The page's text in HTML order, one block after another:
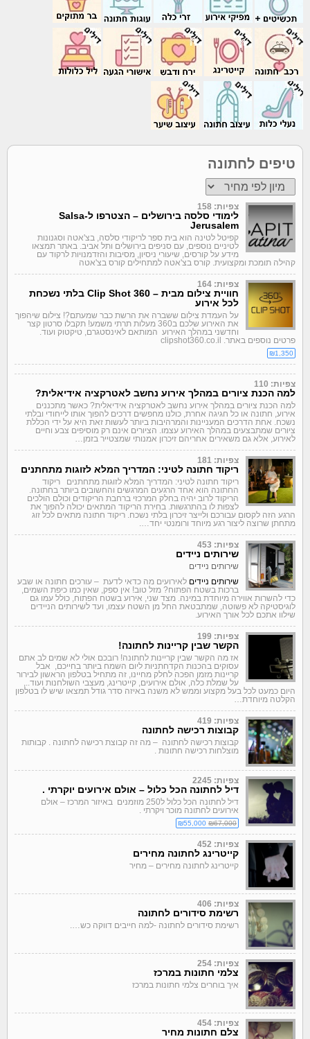
טיפים לחתונה
צפיות: 158
לימודי סלסה בירושלים – הצטרפו ל-Salsa
Jerusalem
קפיטל לטינה הוא בית ספר לריקודי סלסה, בצ'אטה וסגנונות
לטיניים נוספים, עם סניפים בירושלים ותל אביב. באתר תמצאו
מידע על קורסים, שיעורי ניסיון, מסיבות והזדמנויות לרקוד עם
קהילה תומכת ומקצועית. קורס בצ'אטה למתחילים קורס בצ'אטה
צפיות: 164
חוויית צילום מבית – Clip Shot 360 בלתי נשכחת
לכל אירוע
על העמדת צילום ששברה את הרשת כבר שמעתם?! צילום שיהפוך
את האירוע שלכם ב360 מעלות תרתי משמע! תקבלו סרטון קצר
וחדשני במהלך האירוע המותאם לאינסטגרם, טיקטוק ועוד.
פרטים נוספים באתר. clipshot360.co.il
₪1,350
צפיות: 110
למה הכנת ציורים במהלך אירוע נחשב לאטרקציה אידיאלית?
למה הכנת ציורים במהלך אירוע נחשב לאטרקציה אידיאלית? כאשר מתכננים
אירוע, חתונה או כל חגיגה אחרת, כולנו מחפשים דרכים להפוך אותו לייחודי ובלתי
נשכח. אחת הדרכים המעניינות והמרהיבות ביותר לעשות זאת היא על ידי הכללת
ציורים שמתבצעים במהלך האירוע עצמו. הציורים אינם רק מוסיפים צבע וחיים
לאירוע, אלא גם משאירים אחריהם זיכרון אמנותי שמצטייר בזמן…
צפיות: 181
ריקוד חתונה לטיני: המדריך המלא לזוגות מתחתנים
ריקוד חתונה לטיני: המדריך המלא לזוגות מתחתנים ריקוד
החתונה הוא אחד הרגעים המרגשים והחשובים ביותר בחתונה.
הריקוד לרוב יהיה בחלק המרכזי ברחבת הריקודים וכולם הולכים
לצפות לו בהתרגשות. בחירת הריקוד המתאים יכולה להפוך את
הרגע הזה לקסום עבורכם ולייצר זיכרון בלתי נשכח. ריקוד חתונה מתאים לכל זוג
מתחתן שרוצה ליצור רגע מיוחד ורומנטי יחד….
צפיות: 453
שירותים ניידים
שירותים ניידים
שירותים ניידים לאירועים מה כדאי לדעת – עורכים חתונה או שבע
ברכות בשטח הפתוח? מזל טוב! אין ספק, שאין כמו כיפת השמים,
כדי להשרות אווירה מיוחדת במינה. מצד שני, אירוע בשטח הפתוח, כולל עמו גם
לוגיסטיקה לא פשוטה, שמתבטאת החל מן השטח עצמו, ועד לשירותים הניידים
שילוו אתכם לכל אורך האירוע.
צפיות: 199
הקשר שבין קריינות לחתונה!
אז מה הקשר שבין קריינות לחתונה! רובכם אולי לא שמים לב אתם
עסוקים בהכנות הקדחתניות ליום השמח ביותר בחייכם, אבל
קריינות מזמן הפכה לחלק מחיינו, זה מתחיל בטלפון הראשון לבירור
על שמלת כלה, אולם אירועים, קייטרינג, מעצבי השולחנות ועוד..,
היום כמעט לכל בעל מקצוע וממש לא משנה באיזה סדר גודל תמצאו שיש לו בטלפון
הקלטה מיוחדת…
צפיות: 419
קבוצות רכישה לחתונה
קבוצות רכישה לחתונה – מה זה קבוצת רכישה לחתונה . קבותות
מוצלחות רכישה חתונות .
צפיות: 2245
דיל לחתונה הכל כלול – אולם אירועים יוקרתי .
דיל לחתונה הכל כלול ל250 מוזמנים באיזור המרכז – אולם
אירועים לחתונה מוכר ויקרתי .
₪67,000
צפיות: 452
קייטרינג לחתונה מחירים
קייטרינג לחתונה מחירים – מחיר
צפיות: 406
רשימת סידורים לחתונה
רשימת סידורים לחתונה -למה חייבים דווקה כש….
צפיות: 254
צלמי חתונות במרכז
איך בוחרים צלמי חתונות במרכז
צפיות: 454
צלם חתונות מחיר